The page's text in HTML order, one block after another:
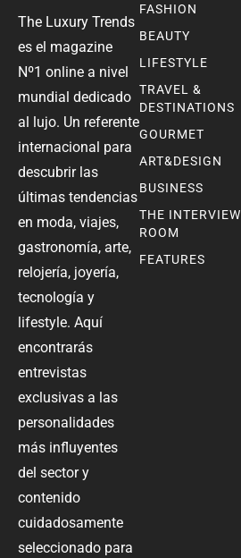
The Luxury Trends
es el magazine
Nº1 online a nivel
mundial dedicado
al lujo. Un referente
internacional para
descubrir las
últimas tendencias
en moda, viajes,
gastronomía, arte,
relojería, joyería,
tecnología y
lifestyle. Aquí
encontrarás
entrevistas
exclusivas a las
personalidades
más influyentes
del sector y
contenido
cuidadosamente
seleccionado para
FASHION
BEAUTY
LIFESTYLE
TRAVEL &
DESTINATIONS
GOURMET
ART&DESIGN
BUSINESS
THE INTERVIEW
ROOM
FEATURES